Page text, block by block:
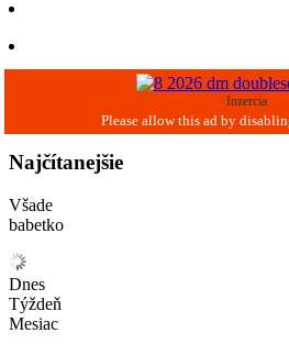
Inzercia
Najčítanejšie
Všade
babetko
Dnes
Týždeň
Mesiac